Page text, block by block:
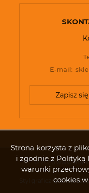
Strona korzysta z
i zgodnie z Polityką
warunki
cookies
E-mail:
Zapisz
© 2026
Styl graficzny